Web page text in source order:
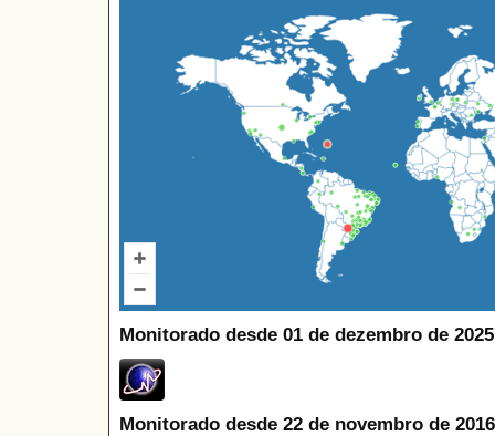
Monitorado desde 01 de dezembro de
Monitorado desde 22 de novembro de